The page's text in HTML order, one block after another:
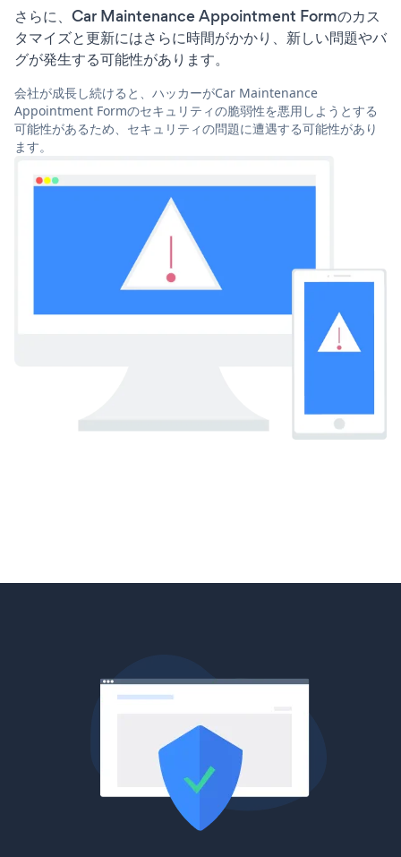
さらに、Car Maintenance Appointment Formのカス
タマイズと更新にはさらに時間がかかり、新しい問題やバ
グが発生する可能性があります。
会社が成長し続けると、ハッカーがCar Maintenance
Appointment Formのセキュリティの脆弱性を悪用しようとする
可能性があるため、セキュリティの問題に遭遇する可能性があり
ます。